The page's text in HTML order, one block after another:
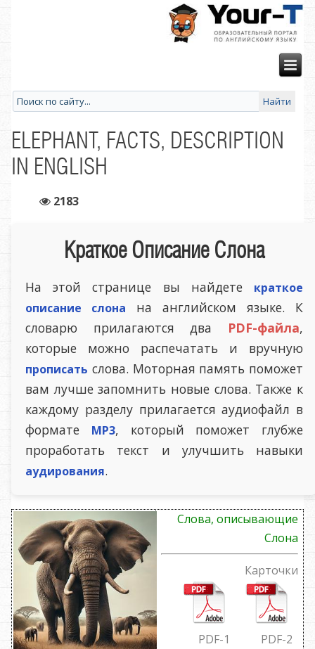
ELEPHANT, FACTS, DESCRIPTION
IN ENGLISH
2183
Краткое Описание Слона
На этой странице вы найдете краткое
описание слона на английском языке. К
словарю прилагаются два PDF-файла,
которые можно распечатать и вручную
прописать слова. Моторная память поможет
вам лучше запомнить новые слова. Также к
каждому разделу прилагается аудиофайл в
формате
MP3, который поможет глубже
проработать текст и улучшить навыки
аудирования.
Слова, описывающие
Слона
Карточки
PDF-1 PDF-2